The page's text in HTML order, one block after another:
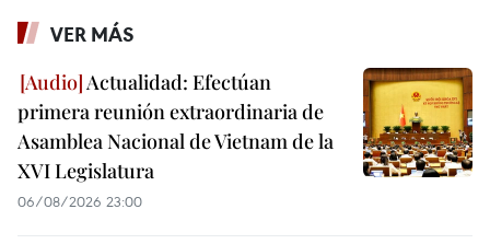
VER MÁS
Actualidad: Efectúan
primera reunión extraordinaria de
Asamblea Nacional de Vietnam de la
XVI Legislatura
06/08/2026 23:00